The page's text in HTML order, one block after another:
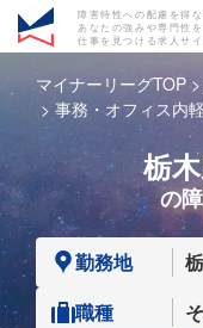
障害特性への配慮を得な
あなたの強みや専門性
仕事を見つける求人サ
マイナーリーグTOP
事務・オフィス内
栃
の
勤務地
職種